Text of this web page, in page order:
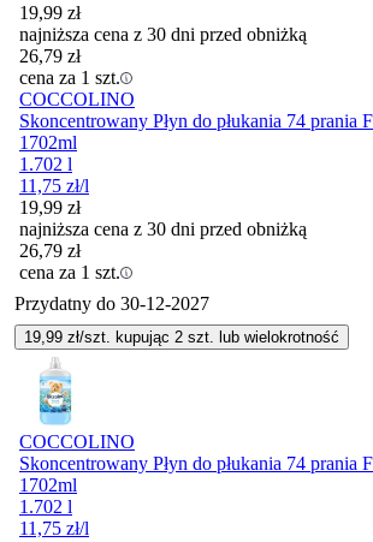
19,99 zł
najniższa cena z 30 dni przed obniżką
26,79 zł
cena za 1 szt.
COCCOLINO
Skoncentrowany Płyn do płukania 74 prania
1702ml
1.702 l
11,75 zł/l
19,99 zł
najniższa cena z 30 dni przed obniżką
26,79 zł
cena za 1 szt.
Przydatny do 30-12-2027
19,99 zł/szt. kupując 2 szt. lub wielokrotność
COCCOLINO
Skoncentrowany Płyn do płukania 74 prania
1702ml
1.702 l
11,75 zł/l